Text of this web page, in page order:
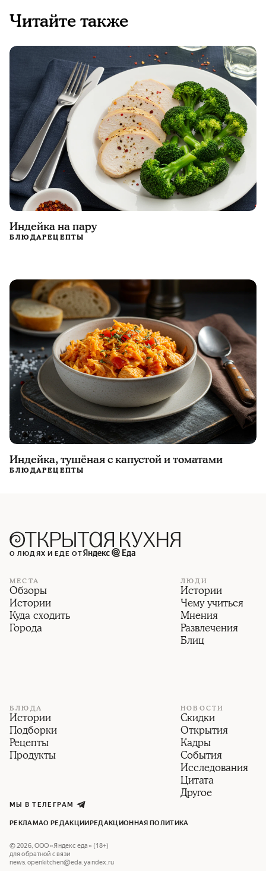
Читайте также
Индейка на пару
БЛЮДАРЕЦЕПТЫ
Индейка, тушёная с капустой и томатами
БЛЮДАРЕЦЕПТЫ
О ЛЮДЯХ И ЕДЕ ОТ
МЕСТА
Обзоры
Истории
Куда сходить
Города
ЛЮДИ
Истории
Чему учиться
Мнения
Развлечения
Блиц
БЛЮДА
Истории
Подборки
Рецепты
Продукты
НОВОСТИ
Скидки
Открытия
Кадры
События
Исследования
Цитата
Другое
МЫ В ТЕЛЕГРАМ
РЕКЛАМАО РЕДАКЦИИ РЕДАКЦИОННАЯ ПОЛИТИКА
©2026, ООО «Яндекс еда» (18+)
для обратной связи
news.openkitchen@eda.yandex.ru